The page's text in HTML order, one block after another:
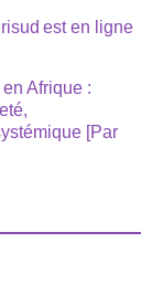
est en ligne
Afrique :
[Par